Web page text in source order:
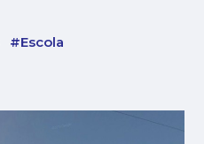
#Escola